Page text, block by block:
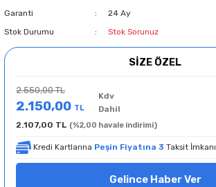
Garanti
24 Ay
Stok Durumu
Stok Sorunuz
SİZE ÖZEL
2.550,00 TL
2.150,00 TL
Kdv
Dahil
2.107,00 TL (%2,00 havale indirimi)
Kredi Kartlarına Peşin Fiyatına 3 Taksit İmkanı
Gelince Haber Ver